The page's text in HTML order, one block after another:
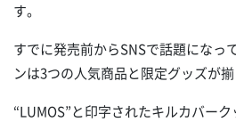
す。
すでに発売前からSNSで話題になっ
ンは3つの人気商品と限定グッズが揃
“LUMOS”と印字されたキルカバー